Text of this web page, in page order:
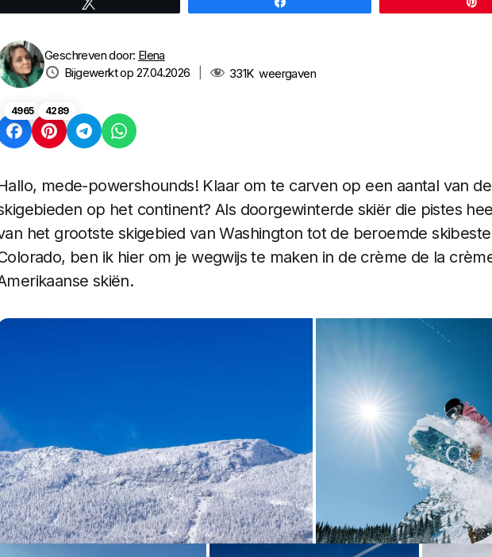
Geschreven door: Elena
Bijgewerkt op 27.04.2026
331Kweergaven
4965 4289
mede-powershounds! Klaar om te carven op een aantal van
op het continent? Als doorgewinterde skiër die pistes
het grootste skigebied van Washington tot de beroemde
ben ik hier om je wegwijs te maken in de crème de la
skiën.